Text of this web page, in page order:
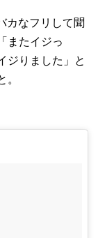
カなフリして聞
またイジっ
ジりました」
と
。